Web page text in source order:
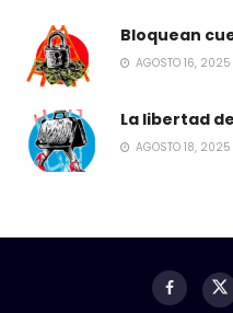
Bloquean
AGOSTO 16, 2025
La libertad
AGOSTO 18, 2025